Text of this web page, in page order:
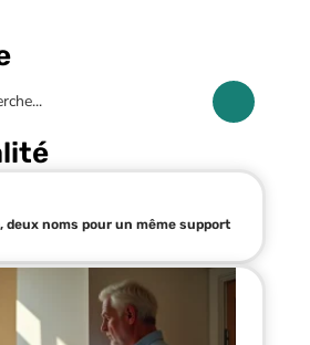
deux noms pour un même support